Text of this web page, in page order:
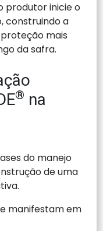
produtor inicie o
construindo a
mais
da safra.
® na
do manejo
de uma
manifestam em